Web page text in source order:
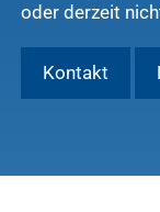
oder derzeit
Kontakt